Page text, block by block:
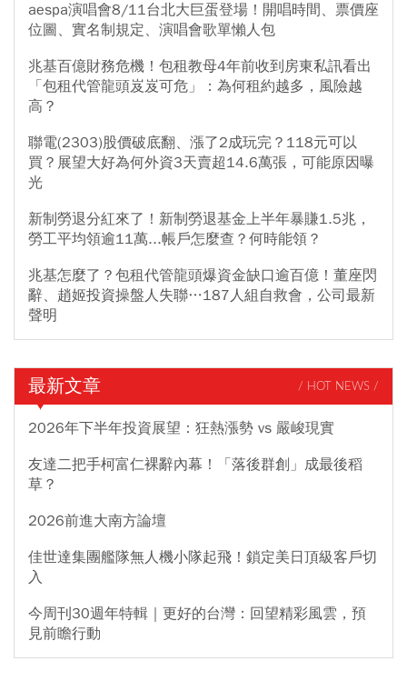
aespa演唱會8/11台北大巨蛋登場！開唱時間、票價座
位圖、實名制規定、演唱會歌單懶人包
兆基百億財務危機！包租教母4年前收到房東私訊看出
「包租代管龍頭岌岌可危」：為何租約越多，風險越
高？
聯電(2303)股價破底翻、漲了2成玩完？118元可以
買？展望大好為何外資3天賣超14.6萬張，可能原因曝
光
新制勞退分紅來了！新制勞退基金上半年暴賺1.5兆，
勞工平均領逾11萬...帳戶怎麼查？何時能領？
兆基怎麼了？包租代管龍頭爆資金缺口逾百億！董座閃
辭、趙姬投資操盤人失聯…187人組自救會，公司最新
聲明
最新文章 / HOT NEWS /
2026年下半年投資展望：狂熱漲勢 vs 嚴峻現實
友達二把手柯富仁裸辭內幕！「落後群創」成最後稻
草？
2026前進大南方論壇
佳世達集團艦隊無人機小隊起飛！鎖定美日頂級客戶切
入
今周刊30週年特輯｜更好的台灣：回望精彩風雲，預
見前瞻行動